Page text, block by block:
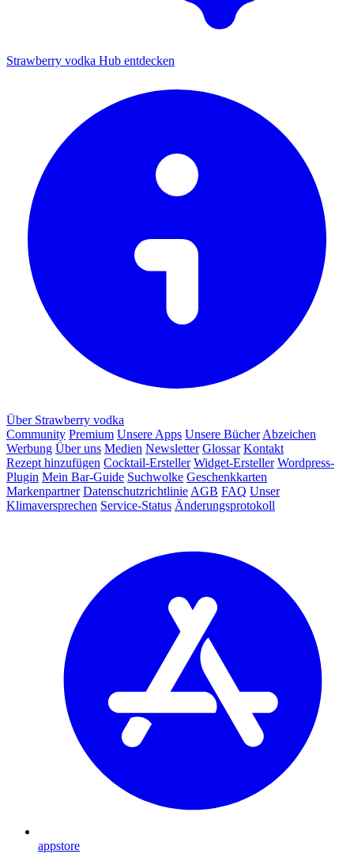
Strawberry vodka Hub entdecken
Über Strawberry vodka
Community Premium Unsere Apps Unsere Bücher Abzeichen
Werbung Über uns Medien Newsletter Glossar Kontakt
Rezept hinzufügen Cocktail-Ersteller Widget-Ersteller Wordpress-
Plugin Mein Bar-Guide Suchwolke Geschenkkarten
Markenpartner Datenschutzrichtlinie AGB FAQ Unser
Klimaversprechen Service-Status Änderungsprotokoll
appstore